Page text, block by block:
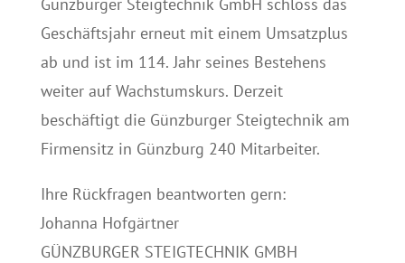
Geschäftsjahr erneut mit einem Umsatzplus
ab und ist im 114. Jahr seines Bestehens
weiter auf Wachstumskurs. Derzeit
beschäftigt die Günzburger Steigtechnik am
Firmensitz in Günzburg 240 Mitarbeiter.
Ihre Rückfragen beantworten gern:
Johanna Hofgärtner
GÜNZBURGER STEIGTECHNIK GMBH